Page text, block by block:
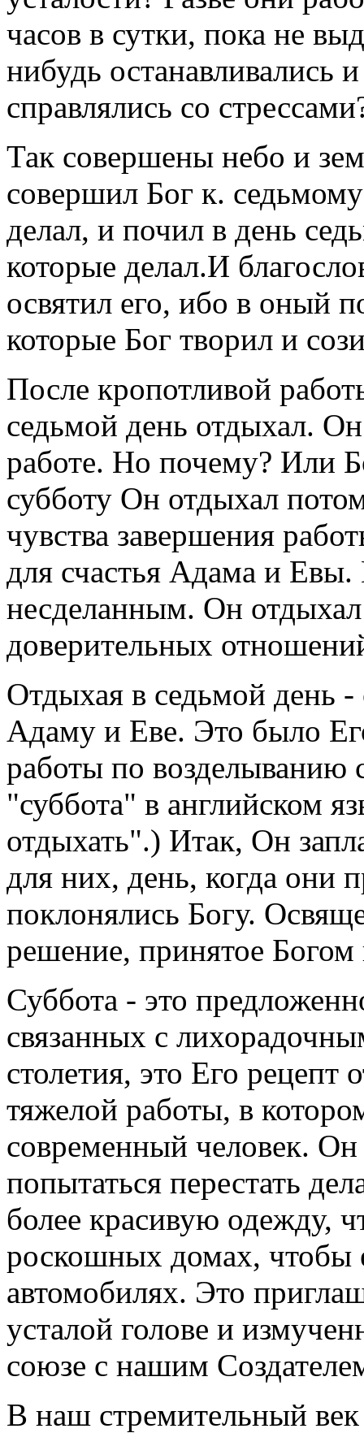
часов в сутки, пока не
нибудь останавливались
справлялись со
Так совершены небо и
совершил Бог к.
делал, и почил в день
которые делал.И
освятил его, ибо в оный
которые Бог творил и
После кропотливой
седьмой день отдыхал.
работе. Но почему? Или
субботу Он отдыхал
чувства завершения
для счастья Адама и Евы.
несделанным. Он
доверительных
Отдыхая в седьмой день -
Адаму и Еве. Это было
работы по возделыванию
"суббота" в английском
отдыхать".) Итак, Он
для них, день, когда они
поклонялись Богу.
решение, принятое
Суббота - это
связанных с
столетия, это Его рецепт
тяжелой работы, в
современный человек. Он
попытаться перестать
более красивую одежду,
роскошных домах, чтобы
автомобилях. Это
усталой голове и
союзе с нашим
В наш стремительный век